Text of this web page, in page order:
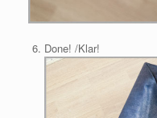
Done! /Klar!